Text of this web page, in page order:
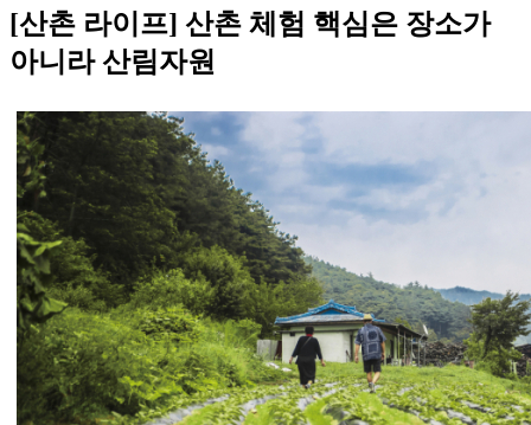
[산촌 라이프] 산촌 체험 핵심은 장소가
아니라 산림자원